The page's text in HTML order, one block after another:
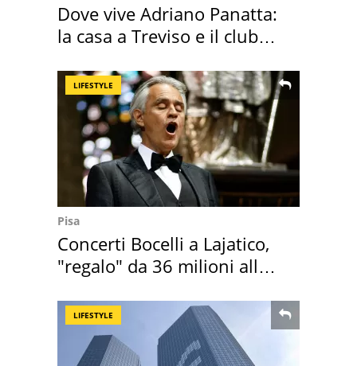
Dove vive Adriano Panatta:
la casa a Treviso e il club
LIFESTYLE
Pisa
Concerti Bocelli a Lajatico,
"regalo" da 36 milioni alla
LIFESTYLE